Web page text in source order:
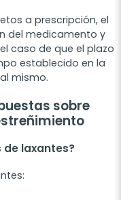
a prescripción, el
del medicamento y
caso de que el plazo
establecido en la
mismo.
sobre
laxantes?